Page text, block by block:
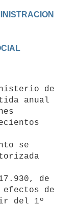
anual
se
de
efectos de
del 1º